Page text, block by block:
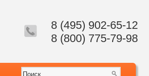
8 (495) 902-65-12
8 (800) 775-79-98